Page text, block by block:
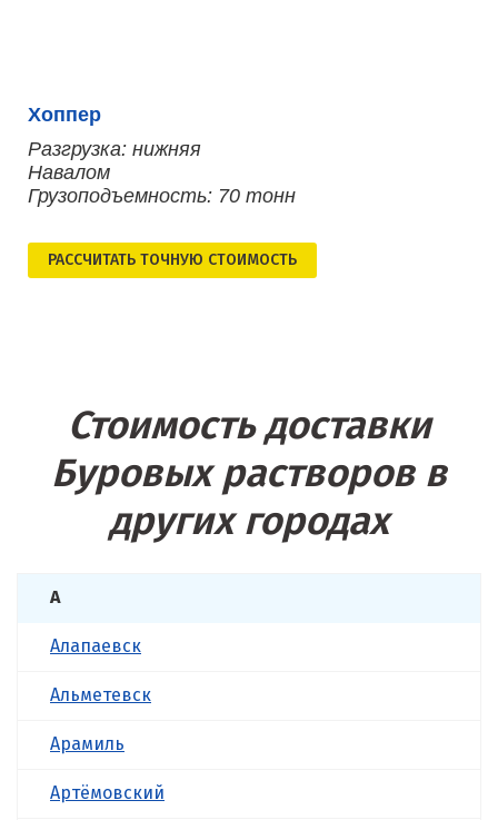
Хоппер
Разгрузка: нижняя
Навалом
Грузоподъемность: 70 тонн
РАСCЧИТАТЬ ТОЧНУЮ СТОИМОСТЬ
Стоимость доставки
Буровых растворов в
других городах
А
Алапаевск
Альметевск
Арамиль
Артёмовский